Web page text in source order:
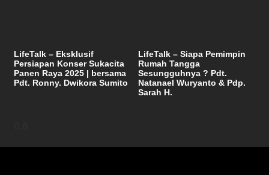
LifeTalk – Eksklusif
Persiapan Konser Sukacita
Panen Raya 2025 | bersama
Pdt. Ronny. Dwikora Sumito
LifeTalk – Siapa Pemimpin
Rumah Tangga
Sesungguhnya ? Pdt.
Natanael Wuryanto & Pdp.
Sarah H.